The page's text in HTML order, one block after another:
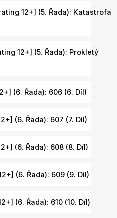
12+] (5. Řada): Katastrofa
12+] (5. Řada): Prokletý
(6. Řada): 606 (6. Díl)
(6. Řada): 607 (7. Díl)
(6. Řada): 608 (8. Díl)
(6. Řada): 609 (9. Díl)
(6. Řada): 610 (10. Díl)